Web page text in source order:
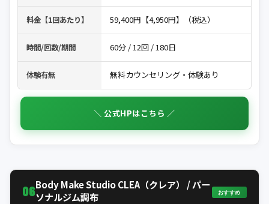
料金【1回あたり】 59,400円【4,950円】（税込）
時間/回数/期間 60分 / 12回 / 180日
体験有無 無料カウンセリング・体験あり
＼ 公式HPはこちら ／
06Body Make Studio CLEA（クレア） / パー
ソナルジム調布
おすすめ